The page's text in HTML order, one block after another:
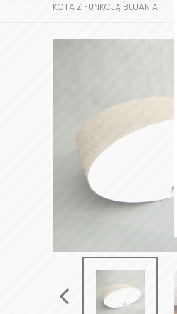
KOTA Z FUNKCJĄ BUJANIA